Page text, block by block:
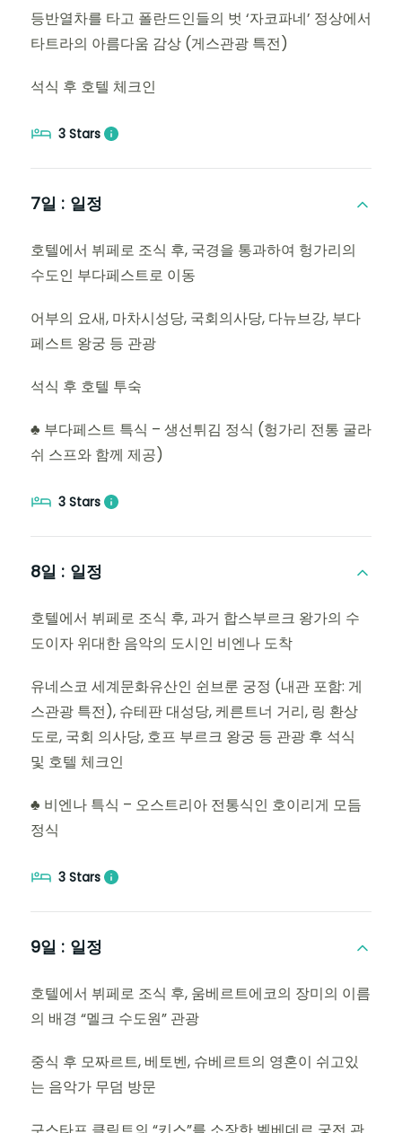
등반열차를 타고 폴란드인들의 벗 ‘자코파네’ 정상에서
타트라의 아름다움 감상 (게스관광 특전)
석식 후 호텔 체크인
3 Stars
7일 : 일정
호텔에서 뷔페로 조식 후, 국경을 통과하여 헝가리의
수도인 부다페스트로 이동
어부의 요새, 마차시성당, 국회의사당, 다뉴브강, 부다
페스트 왕궁 등 관광
석식 후 호텔 투숙
♣ 부다페스트 특식 – 생선튀김 정식 (헝가리 전통 굴라
쉬 스프와 함께 제공)
3 Stars
8일 : 일정
호텔에서 뷔페로 조식 후, 과거 합스부르크 왕가의 수
도이자 위대한 음악의 도시인 비엔나 도착
유네스코 세계문화유산인 쉰브룬 궁정 (내관 포함: 게
스관광 특전), 슈테판 대성당, 케른트너 거리, 링 환상
도로, 국회 의사당, 호프 부르크 왕궁 등 관광 후 석식
및 호텔 체크인
♣ 비엔나 특식 – 오스트리아 전통식인 호이리게 모듬
정식
3 Stars
9일 : 일정
호텔에서 뷔페로 조식 후, 움베르트에코의 장미의 이름
의 배경 “멜크 수도원” 관광
중식 후 모짜르트, 베토벤, 슈베르트의 영혼이 쉬고있
는 음악가 무덤 방문